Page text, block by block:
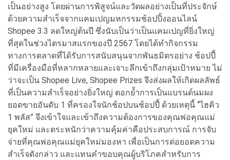
เป็นอย่างสูง โดยผ่านการพิสูจน์และวัดผลอย่างเป็นที่ประจักษ์
ด้วยความสำเร็จจากแคมเปญมหกรรมช้อปปิ้งออนไลน์
Shopee 3.3 ลดใหญ่ต้นปี ซึ่งนับเป็นว่าเป็นแคมเปญที่ยิ่งใหญ่
ที่สุดในช่วงไตรมาสแรกของปี 2567 โดยได้ทำกิจกรรม
ทางการตลาดที่ได้รับการสนับสนุนจากพันธมิตรอย่าง ช้อปปี้
ที่มีเครื่องมือที่หลากหลายและเจาะลึกเข้าถึงกลุ่มเป้าหมาย ไม่
ว่าจะเป็น Shopee Live, Shopee Prizes จึงส่งผลให้เกิดผลลัพธ์
ที่เป็นความสำเร็จอย่างยิ่งใหญ่ ตอกย้ำการเป็นแบรนด์นมผง
ยอดขายอันดับ 1 ที่ครองใจนักช้อปบนช้อปปี้ ด้วยเหตุนี้ “ไฮคิว
1 พลัส” จึงเข้าใจและเข้าถึงความต้องการของคุณพ่อคุณแม่
ยุคใหม่ และตระหนักว่าความคุ้มค่าคือประสบการณ์ การจับ
จ่ายที่คุณพ่อคุณแม่ยุคใหม่มองหา เพื่อเป็นการต่อยอดความ
สำเร็จดังกล่าว และแทนคำขอบคุณผู้บริโภคสำหรับการ